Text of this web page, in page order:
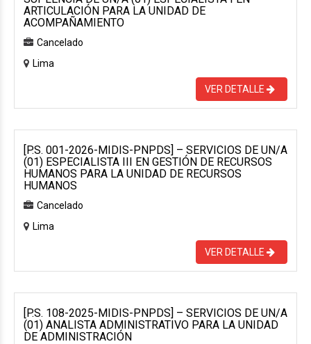
ARTICULACIÓN PARA LA UNIDAD DE
ACOMPAÑAMIENTO
Cancelado
Lima
VER DETALLE
[P.S. 001-2026-MIDIS-PNPDS] – SERVICIOS DE UN/A
(01) ESPECIALISTA III EN GESTIÓN DE RECURSOS
HUMANOS PARA LA UNIDAD DE RECURSOS
HUMANOS
Cancelado
Lima
VER DETALLE
[P.S. 108-2025-MIDIS-PNPDS] – SERVICIOS DE UN/A
(01) ANALISTA ADMINISTRATIVO PARA LA UNIDAD
DE ADMINISTRACIÓN